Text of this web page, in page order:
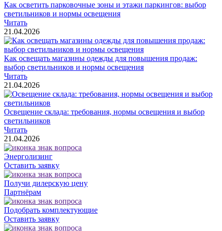
Как осветить парковочные зоны и этажи паркингов: выбор
светильников и нормы освещения
Читать
21.04.2026
Как освещать магазины одежды для повышения продаж:
выбор светильников и нормы освещения
Читать
21.04.2026
Освещение склада: требования, нормы освещения и выбор
светильников
Читать
21.04.2026
Энерголизинг
Оставить заявку
Получи дилерскую цену
Партнёрам
Подобрать комплектующие
Оставить заявку